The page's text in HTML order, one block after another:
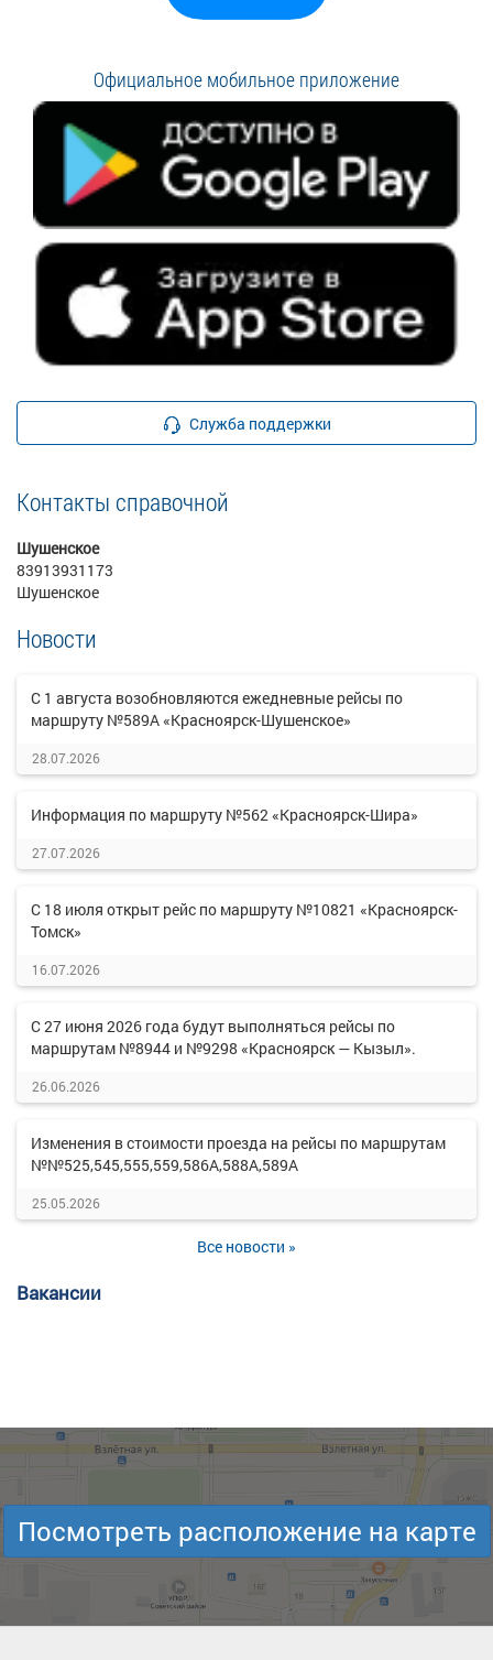
Официальное мобильное приложение
Служба поддержки
Контакты справочной
Шушенское
83913931173
Шушенское
Новости
С 1 августа возобновляются ежедневные рейсы по
маршруту №589А «Красноярск-Шушенское»
28.07.2026
Информация по маршруту №562 «Красноярск-Шира»
27.07.2026
С 18 июля открыт рейс по маршруту №10821 «Красноярск-
Томск»
16.07.2026
С 27 июня 2026 года будут выполняться рейсы по
маршрутам №8944 и №9298 «Красноярск — Кызыл».
26.06.2026
Изменения в стоимости проезда на рейсы по маршрутам
№№525,545,555,559,586А,588А,589А
25.05.2026
Все новости »
Вакансии
Посмотреть расположение на карте